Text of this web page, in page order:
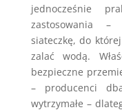
jednocześnie
zastosowania –
siateczkę, do
zalać wodą.
bezpieczne
– producenci
wytrzymałe –